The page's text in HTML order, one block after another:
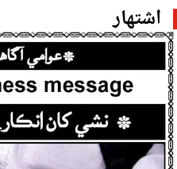
اشتهار